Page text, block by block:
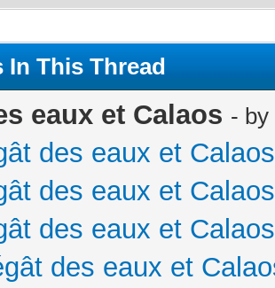
In This Thread
eaux et Calaos - by
des eaux et Calaos
des eaux et Calaos
des eaux et Calaos
des eaux et